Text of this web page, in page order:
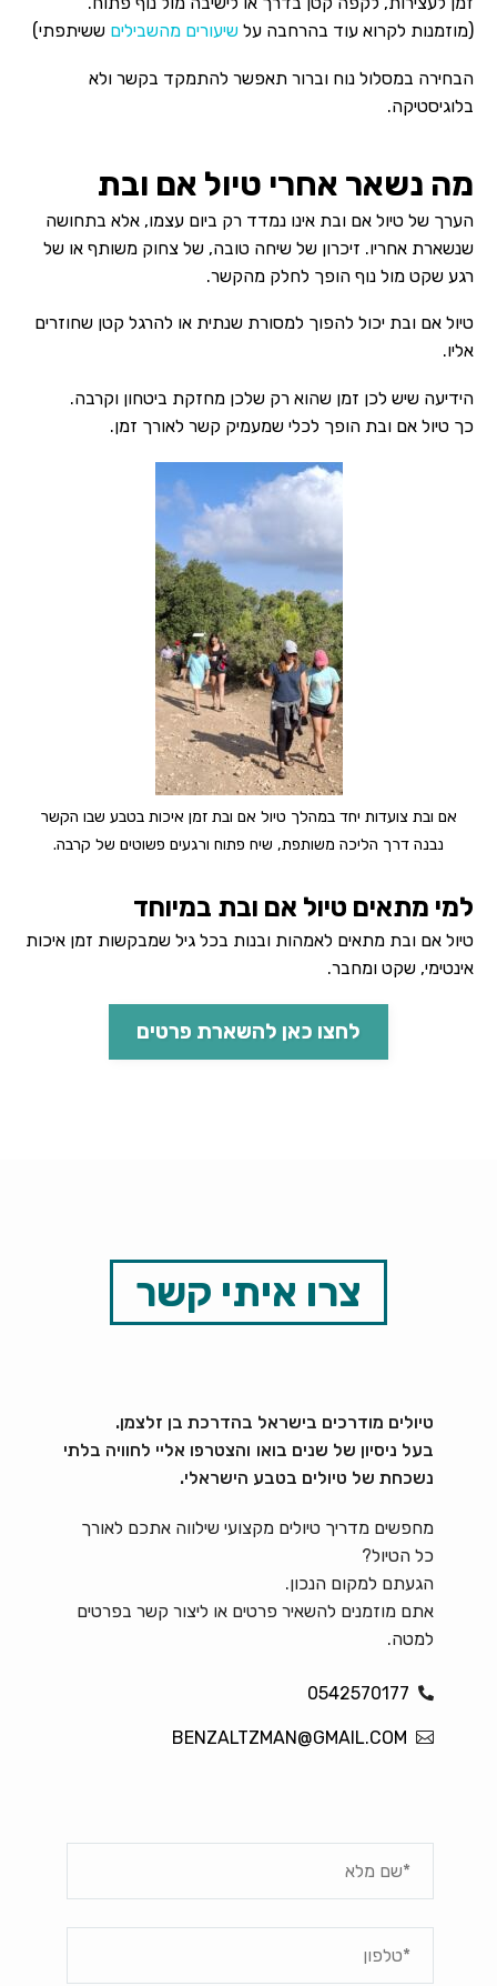
(מוזמנות לקרוא עוד בהרחבה על שיעורים מהשבילים ששיתפתי)
הבחירה במסלול נוח וברור תאפשר להתמקד בקשר ולא
בלוגיסטיקה.
מה נשאר אחרי טיול אם ובת
הערך של טיול אם ובת אינו נמדד רק ביום עצמו, אלא בתחושה
שנשארת אחריו. זיכרון של שיחה טובה, של צחוק משותף או של
רגע שקט מול נוף הופך לחלק מהקשר.
טיול אם ובת יכול להפוך למסורת שנתית או להרגל קטן שחוזרים
אליו.
הידיעה שיש לכן זמן שהוא רק שלכן מחזקת ביטחון וקרבה.
כך טיול אם ובת הופך לכלי שמעמיק קשר לאורך זמן.
אם ובת צועדות יחד במהלך טיול אם ובת זמן איכות בטבע שבו הקשר
נבנה דרך הליכה משותפת, שיח פתוח ורגעים פשוטים של קרבה.
למי מתאים טיול אם ובת במיוחד
טיול אם ובת מתאים לאמהות ובנות בכל גיל שמבקשות זמן איכות
אינטימי, שקט ומחבר.
לחצו כאן להשארת פרטים
צרו איתי קשר
טיולים מודרכים בישראל בהדרכת בן זלצמן.
בעל ניסיון של שנים בואו והצטרפו אליי לחוויה בלתי
נשכחת של טיולים בטבע הישראלי.
מחפשים מדריך טיולים מקצועי שילווה אתכם לאורך
כל הטיול?
הגעתם למקום הנכון.
אתם מוזמנים להשאיר פרטים או ליצור קשר בפרטים
למטה.
0542570177
BENZALTZMAN@GMAIL.COM